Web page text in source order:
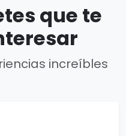
que te
increíbles